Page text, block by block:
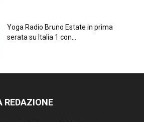
Yoga Radio Bruno Estate in prima
serata su Italia 1 con...
REDAZIONE